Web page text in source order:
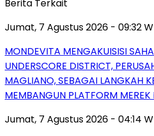
Berita Terkait
Jumat, 7 Agustus 2026 - 09:32
MONDEVITA MENGAKUISISI
UNDERSCORE DISTRICT,
MAGLIANO, SEBAGAI LANGKAH
MEMBANGUN PLATFORM
Jumat, 7 Agustus 2026 - 04:14